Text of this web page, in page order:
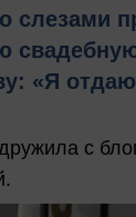
слезами
«Я отдаю
с